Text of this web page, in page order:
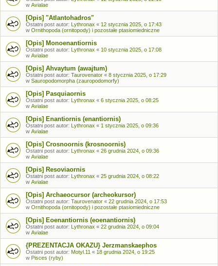
w Avialae
[Opis] "Atlantohadros"
Ostatni post autor: Lythronax « 12 stycznia 2025, o 17:43
w Ornithopoda (ornitopody) i pozostałe ptasiomiedniczne
[Opis] Monoenantiornis
Ostatni post autor: Lythronax « 10 stycznia 2025, o 17:08
w Avialae
[Opis] Ahvaytum (awajtum)
Ostatni post autor: Taurovenator « 8 stycznia 2025, o 17:29
w Sauropodomorpha (zauropodomorfy)
[Opis] Pasquiaornis
Ostatni post autor: Lythronax « 6 stycznia 2025, o 08:25
w Avialae
[Opis] Enantiornis (enantiornis)
Ostatni post autor: Lythronax « 1 stycznia 2025, o 09:36
w Avialae
[Opis] Crosnoornis (krosnoornis)
Ostatni post autor: Lythronax « 26 grudnia 2024, o 09:36
w Avialae
[Opis] Resoviaornis
Ostatni post autor: Lythronax « 25 grudnia 2024, o 08:22
w Avialae
[Opis] Archaeocursor (archeokursor)
Ostatni post autor: Taurovenator « 22 grudnia 2024, o 17:53
w Ornithopoda (ornitopody) i pozostałe ptasiomiedniczne
[Opis] Eoenantiornis (eoenantiornis)
Ostatni post autor: Lythronax « 22 grudnia 2024, o 09:04
w Avialae
{PREZENTACJA OKAZU} Jerzmanskaephos
Ostatni post autor: Motyl.11 « 18 grudnia 2024, o 19:25
w Pisces (ryby)